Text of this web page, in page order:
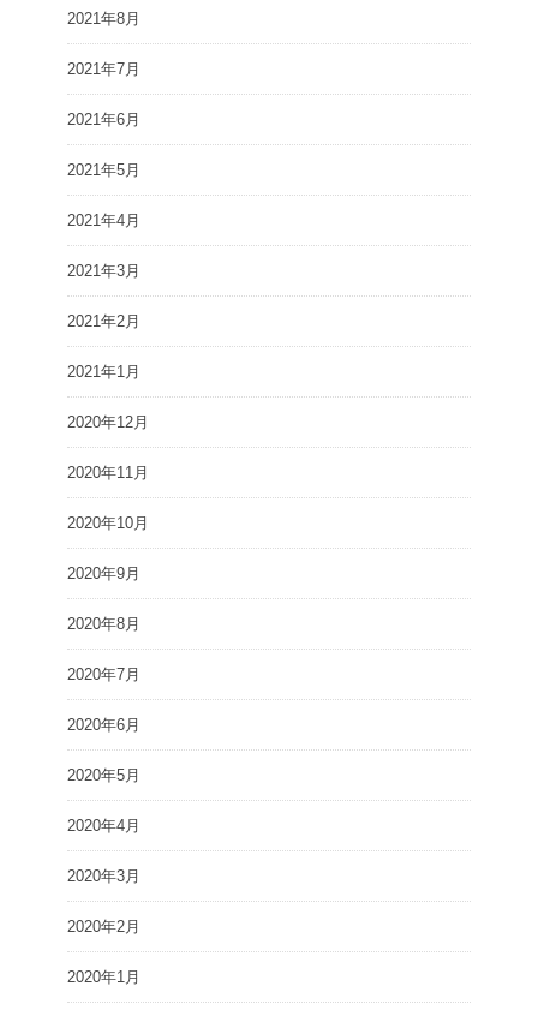
2021年8月
2021年7月
2021年6月
2021年5月
2021年4月
2021年3月
2021年2月
2021年1月
2020年12月
2020年11月
2020年10月
2020年9月
2020年8月
2020年7月
2020年6月
2020年5月
2020年4月
2020年3月
2020年2月
2020年1月